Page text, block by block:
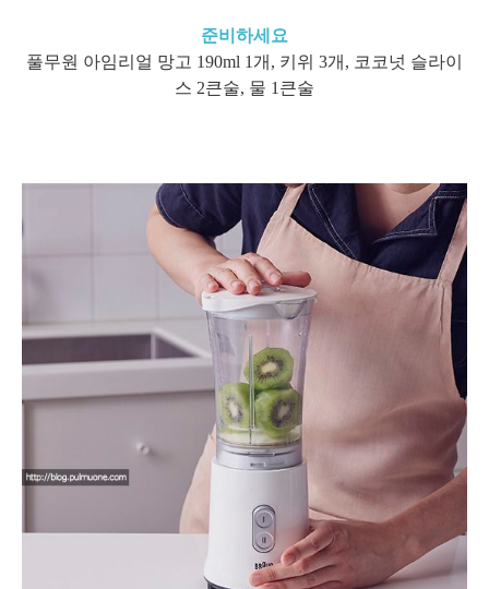
준비하세요
풀무원 아임리얼 망고 190ml 1개, 키위 3개, 코코넛 슬라이
스 2큰술, 물 1큰술